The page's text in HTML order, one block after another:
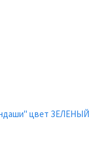
цвет ЗЕЛЕНЫЙ